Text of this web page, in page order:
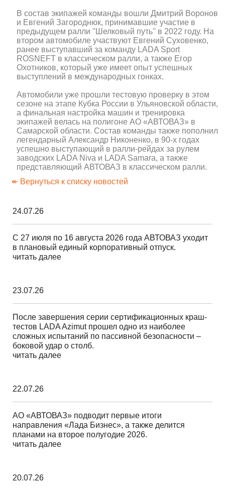
В состав экипажей команды вошли Дмитрий Воронов
и Евгений Загороднюк, принимавшие участие в
предыдущем ралли ''Шелковый путь'' в 2022 году. На
втором автомобиле участвуют Евгений Суховенко,
ранее выступавший за команду LADA Sport
ROSNEFT в классическом ралли, а также Егор
Охотников, который уже имеет опыт успешных
выступлений в международных гонках.
Автомобили уже прошли тестовую проверку в этом
сезоне на этапе Кубка России в Ульяновской области,
а финальная настройка машин и тренировка
экипажей велась на полигоне АО «АВТОВАЗ» в
Самарской области. Состав команды также пополнил
легендарный Александр Никоненко, в 90-х годах
успешно выступающий в ралли-рейдах за рулем
заводских LADA Niva и LADA Samara, а также
представляющий АВТОВАЗ в классическом ралли.
↞ Вернуться к списку новостей
24.07.26
С 27 июля по 16 августа 2026 года АВТОВАЗ уходит
в плановый единый корпоративный отпуск.
читать далее
23.07.26
После завершения серии сертификационных краш-
тестов LADA Azimut прошел одно из наиболее
сложных испытаний по пассивной безопасности –
боковой удар о столб.
читать далее
22.07.26
АО «АВТОВАЗ» подводит первые итоги
направления «Лада Бизнес», а также делится
планами на второе полугодие 2026.
читать далее
20.07.26